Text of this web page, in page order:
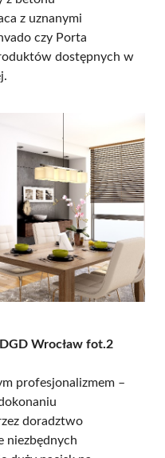
z uznanymi
czy Porta
dostępnych w
Wrocław fot.2
profesjonalizmem –
doradztwo
niezbędnych